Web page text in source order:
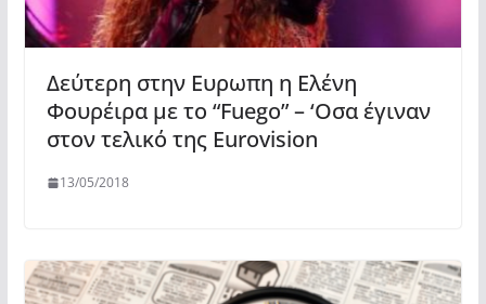
Δεύτερη στην Ευρωπη η Ελένη
Φουρέιρα με το “Fuego” – ‘Οσα έγιναν
στον τελικό της Eurovision
13/05/2018